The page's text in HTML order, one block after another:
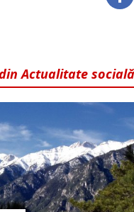
Actualitate socială